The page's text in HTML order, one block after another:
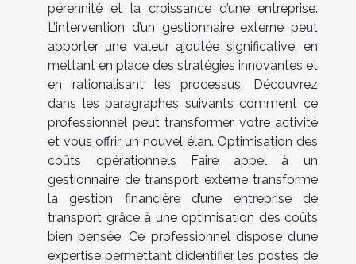
pérennité et la croissance d’une entreprise.
L’intervention d’un gestionnaire externe peut
apporter une valeur ajoutée significative, en
mettant en place des stratégies innovantes et
en rationalisant les processus. Découvrez
dans les paragraphes suivants comment ce
professionnel peut transformer votre activité
et vous offrir un nouvel élan. Optimisation des
coûts opérationnels Faire appel à un
gestionnaire de transport externe transforme
la gestion financière d’une entreprise de
transport grâce à une optimisation des coûts
bien pensée. Ce professionnel dispose d’une
expertise permettant d’identifier les postes de